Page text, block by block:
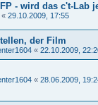
- wird das c't-Lab
« 29.10.2009, 17:55
der Film
« 22.10.2009,
« 28.06.2009,